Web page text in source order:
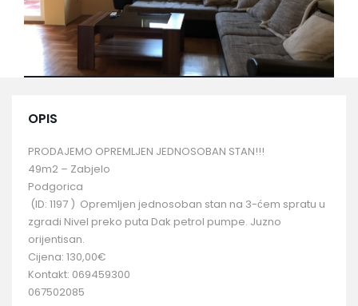
OPIS
PRODAJEMO OPREMLJEN JEDNOSOBAN STAN!!!
49m2 – Zabjelo
Podgorica
(ID: 1197 ) Opremljen jednosoban stan na 3-ćem spratu u
zgradi Nivel preko puta Dak petrol pumpe. Juzno
orijentisan.
Cijena: 130,00€
Kontakt: 069459300
067502085